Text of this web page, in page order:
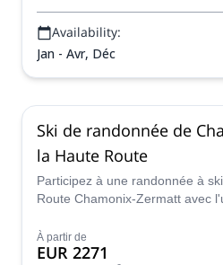
Availability:
Jan - Avr, Déc
Ski de randonnée de
la Haute Route
Participez à une randonnée à
Route Chamonix-Zermatt avec
À partir de
EUR 2271